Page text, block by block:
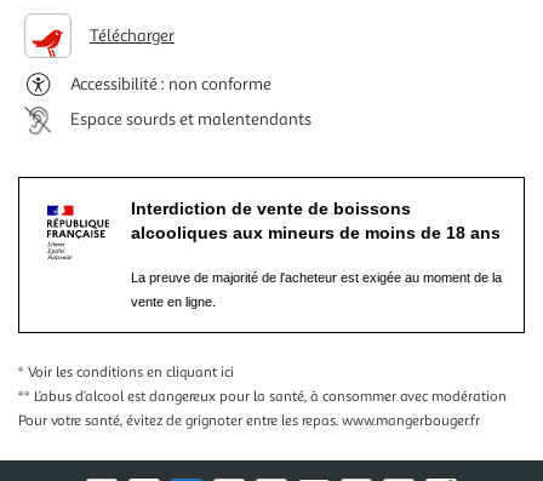
Télécharger
Accessibilité : non conforme
Espace sourds et malentendants
Interdiction de vente de boissons
alcooliques aux mineurs de moins de 18 ans
La preuve de majorité de l'acheteur est exigée au moment de la
vente en ligne.
* Voir les conditions en cliquant ici
** L’abus d’alcool est dangereux pour la santé, à consommer avec modération
Pour votre santé, évitez de grignoter entre les repas. www.mangerbouger.fr